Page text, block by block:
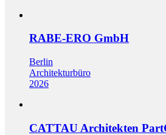
RABE-ERO GmbH
Berlin
Architekturbüro
2026
CATTAU Architekten